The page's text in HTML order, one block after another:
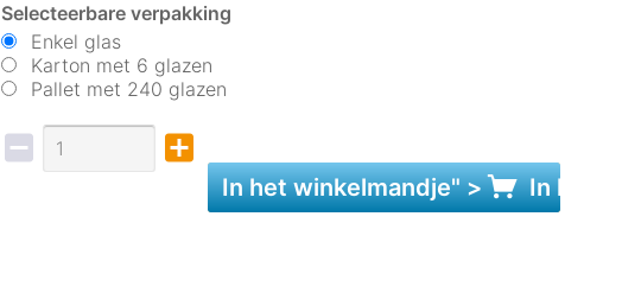
Selecteerbare verpakking
Enkel glas
Karton met 6 glazen
Pallet met 240 glazen
In hetwinkelmandje" > In het